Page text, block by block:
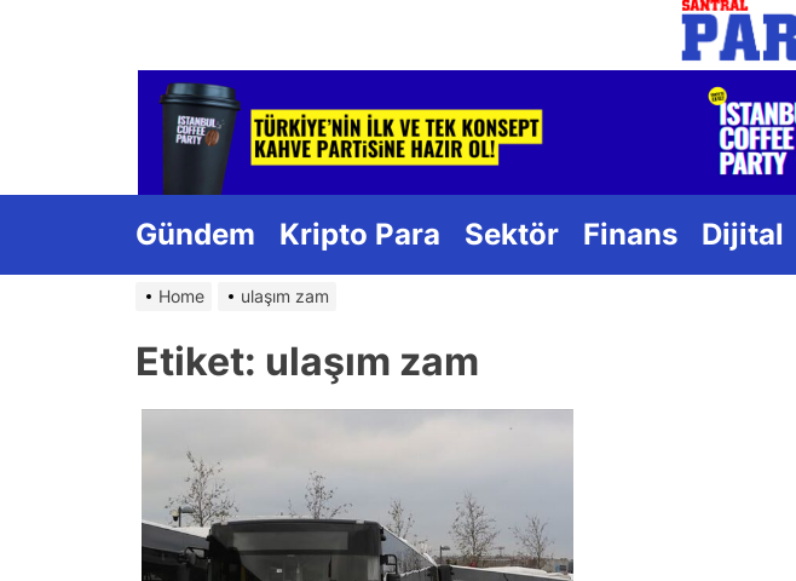
Gündem Kripto Para Sektör Finans Dijital
Home ulaşım zam
Etiket: ulaşım zam